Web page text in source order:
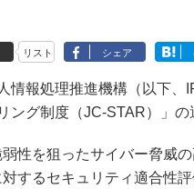
リスト シェア
情報処理推進機構（以下、
ング制度（JC-STAR）」の
性を狙ったサイバー脅威
するセキュリティ適合性